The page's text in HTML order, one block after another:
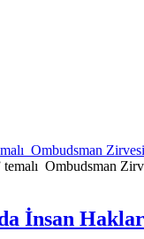
Ombudsman
İnsan